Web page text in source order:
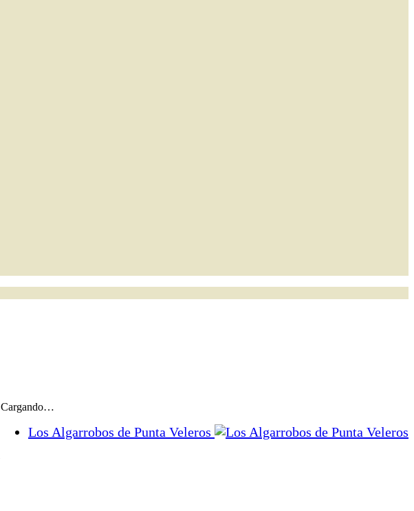
Cargando…
Los Algarrobos de Punta Veleros